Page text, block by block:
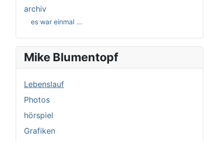
archiv
es war einmal ...
Mike Blumentopf
Lebenslauf
Photos
hörspiel
Grafiken